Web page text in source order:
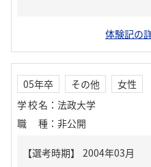
体験記の
05年卒 その他
女性
学校名 ： 法政大学
職種 ： 非公開